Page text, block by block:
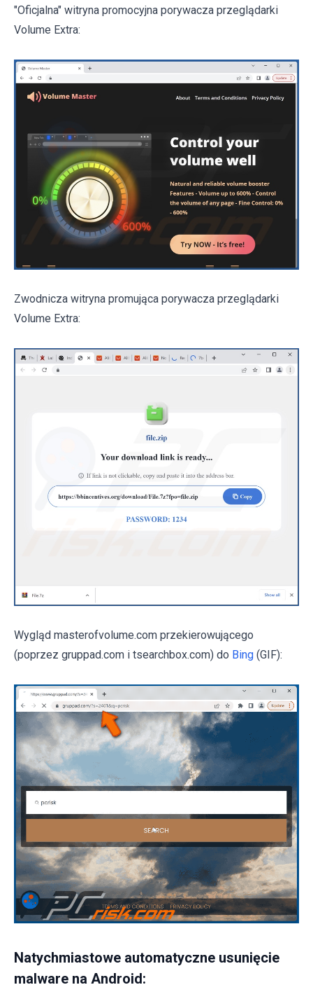
"Oficjalna" witryna promocyjna porywacza przeglądarki
Volume Extra:
Zwodnicza witryna promująca porywacza przeglądarki
Volume Extra:
Wygląd masterofvolume.com przekierowującego
(poprzez gruppad.com i tsearchbox.com) do Bing (GIF):
Natychmiastowe automatyczne usunięcie
malware na Android: